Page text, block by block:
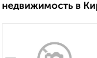
недвижимость в